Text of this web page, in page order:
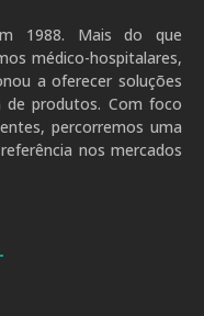
1988. Mais do que
médico-hospitalares,
a oferecer soluções
de produtos. Com foco
percorremos uma
nos mercados